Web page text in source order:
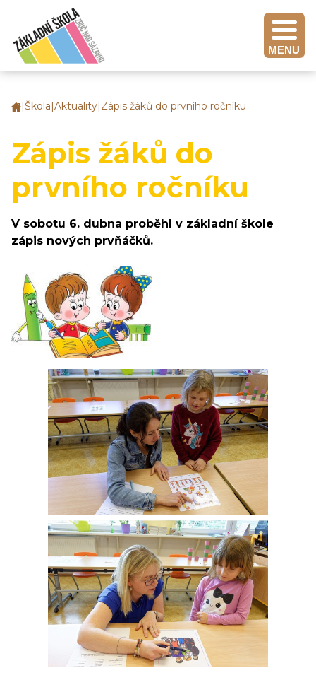
MENU
Základní
Zruč
nad
Sázavou
Škola Aktuality Zápis žáků do prvního ročníku
Zápis žáků do
prvního ročníku
V sobotu 6. dubna proběhl v základní škole
zápis nových prvňáčků.